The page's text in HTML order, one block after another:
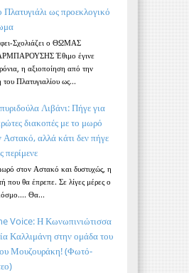
Πλατυγιάλι ως προεκλογικό
Σχολιάζει ο ΘΩΜΑΣ
Έθιμο έγινε
η αξιοποίηση από την
Πλατυγιαλίου ως...
Λιβάνι: Πήγε για
διακοπές με το μωρό
Αστακό, αλλά κάτι δεν πήγε
περίμενε
στον Αστακό και δυστυχώς, η
που θα έπρεπε. Σε λίγες μέρες ο
Θα...
Voice: Η Κωνωπινιώτισσα
Καλλιμάνη στην ομάδα του
Μουζουράκη! (Φωτό-